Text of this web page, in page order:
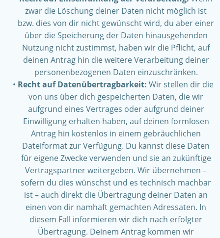
zwar die Löschung deiner Daten nicht möglich ist
bzw. dies von dir nicht gewünscht wird, du aber einer
über die Speicherung der Daten hinausgehenden
Nutzung nicht zustimmst, haben wir die Pflicht, auf
deinen Antrag hin die weitere Verarbeitung deiner
personenbezogenen Daten einzuschränken.
Recht auf Datenübertragbarkeit:Wir stellen dir die
von uns über dich gespeicherten Daten, die wir
aufgrund eines Vertrages oder aufgrund deiner
Einwilligung erhalten haben, auf deinen formlosen
Antrag hin kostenlos in einem gebräuchlichen
Dateiformat zur Verfügung. Du kannst diese Daten
für eigene Zwecke verwenden und sie an zukünftige
Vertragspartner weitergeben. Wir übernehmen –
sofern du dies wünschst und es technisch machbar
ist – auch direkt die Übertragung deiner Daten an
einen von dir namhaft gemachten Adressaten. In
diesem Fall informieren wir dich nach erfolgter
Übertragung. Deinem Antrag kommen wir